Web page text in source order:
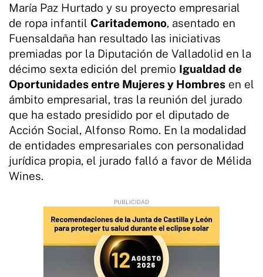
María Paz Hurtado y su proyecto empresarial
de ropa infantil Caritademono, asentado en
Fuensaldaña han resultado las iniciativas
premiadas por la Diputación de Valladolid en la
décimo sexta edición del premio Igualdad de
Oportunidades entre Mujeres y Hombres en el
ámbito empresarial, tras la reunión del jurado
que ha estado presidido por el diputado de
Acción Social, Alfonso Romo. En la modalidad
de entidades empresariales con personalidad
jurídica propia, el jurado falló a favor de Mélida
Wines.